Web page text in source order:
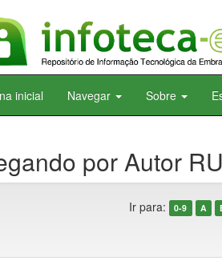
inicial Navegar Sobre
por Autor
Ir para: 0-9 A